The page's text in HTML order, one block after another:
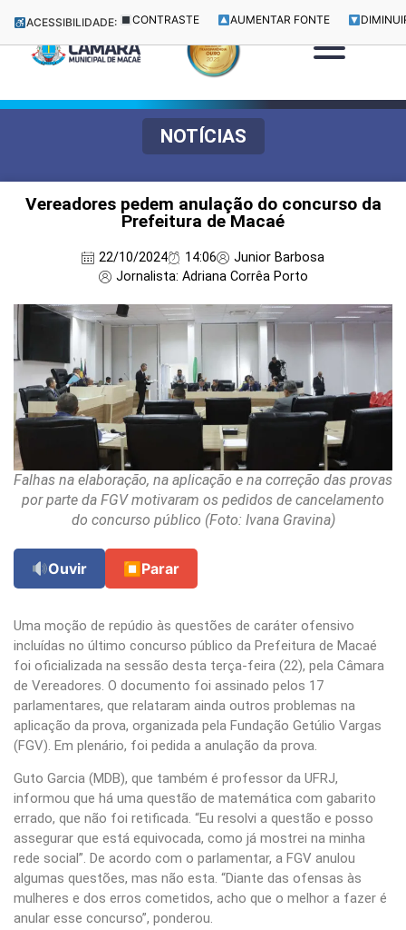
ACESSIBILIDADE: CONTRASTE AUMENTAR FONTE
NOTÍCIAS
Vereadores pedem anulação do concurso da
Prefeitura de Macaé
22/10/2024 14:06
Junior Barbosa
Jornalista: Adriana Corrêa Porto
Falhas na elaboração, na aplicação e na correção das provas
por parte da FGV motivaram os pedidos de cancelamento
do concurso público (Foto: Ivana Gravina)
Ouvir ⏹ Parar
Uma moção de repúdio às questões de caráter ofensivo
incluídas no último concurso público da Prefeitura de Macaé
foi oficializada na sessão desta terça-feira (22), pela Câmara
de Vereadores. O documento foi assinado pelos 17
parlamentares, que relataram ainda outros problemas na
aplicação da prova, organizada pela Fundação Getúlio Vargas
(FGV). Em plenário, foi pedida a anulação da prova.
Guto Garcia (MDB), que também é professor da UFRJ,
informou que há uma questão de matemática com gabarito
errado, que não foi retificada. “Eu resolvi a questão e posso
assegurar que está equivocada, como já mostrei na minha
rede social”. De acordo com o parlamentar, a FGV anulou
algumas questões, mas não esta. “Diante das ofensas às
mulheres e dos erros cometidos, acho que o melhor a fazer é
anular esse concurso”, ponderou.